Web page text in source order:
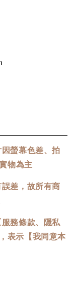
螢幕色差、拍
物為主
差，故所有商
服務條款、
隱私
表示【我同意本